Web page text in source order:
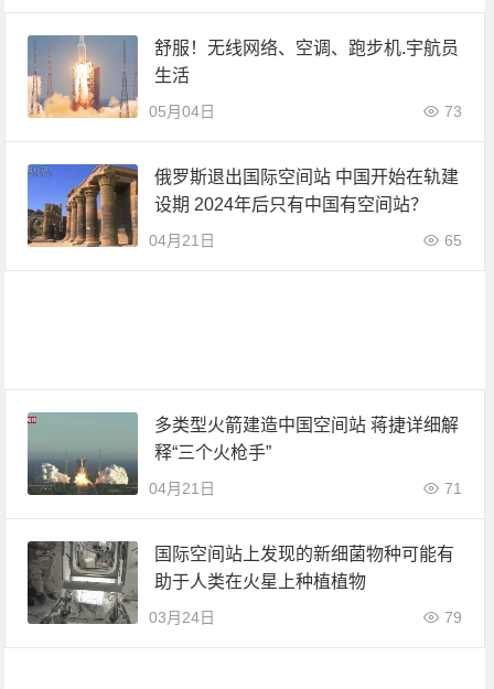
舒服！无线网络、空调、跑步机.宇航员
生活
05月04日 73
俄罗斯退出国际空间站 中国开始在轨建
设期 2024年后只有中国有空间站？
04月21日 65
多类型火箭建造中国空间站 蒋捷详细解
释“三个火枪手”
04月21日 71
国际空间站上发现的新细菌物种可能有
助于人类在火星上种植植物
03月24日 79